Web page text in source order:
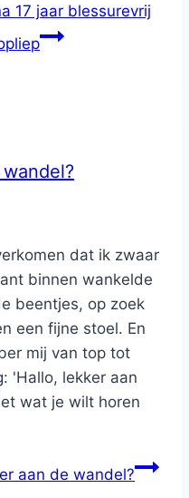
17 jaar blessurevrij
dat ik zwaar
binnen wankelde
beentjes, op zoek
een fijne stoel. En
mij van top tot
'Hallo, lekker aan
wat je wilt horen
aan de wandel?